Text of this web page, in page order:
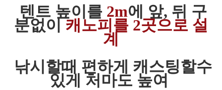
텐트 높이를 2m에 앞, 뒤 구
분없이 캐노피를 2곳으로 설
계
낚시할때 편하게 캐스팅할수
있게 처마도 높여